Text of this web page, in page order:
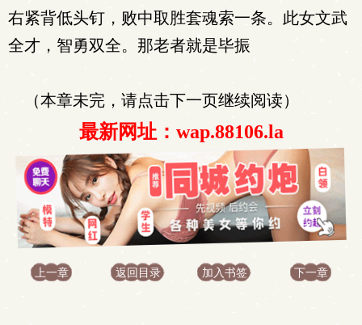
右紧背低头钉，败中取胜套魂索一条。此女文武
全才，智勇双全。那老者就是毕振
（本章未完，请点击下一页继续阅读）
最新网址：wap.88106.la
上一章 返回目录 加入书签 下一章